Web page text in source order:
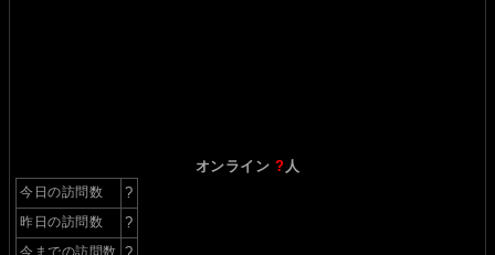
オンライン? 人
今日の訪問数 ?
昨日の訪問数 ?
今までの訪問数